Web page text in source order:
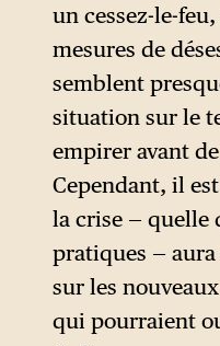
un cessez-le-
mesures de
semblent
situation sur le
empirer avant
Cependant, il
la crise — quelle
pratiques —
sur les
qui pourraient